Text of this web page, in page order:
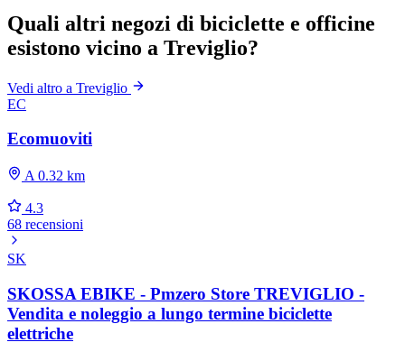
Quali altri negozi di biciclette e officine
esistono vicino a Treviglio?
Vedi altro a Treviglio
EC
Ecomuoviti
A 0.32 km
4.3
68 recensioni
SK
SKOSSA EBIKE - Pmzero Store TREVIGLIO -
Vendita e noleggio a lungo termine biciclette
elettriche